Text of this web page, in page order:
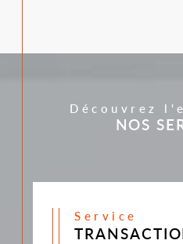
Découvrez
NOS
service